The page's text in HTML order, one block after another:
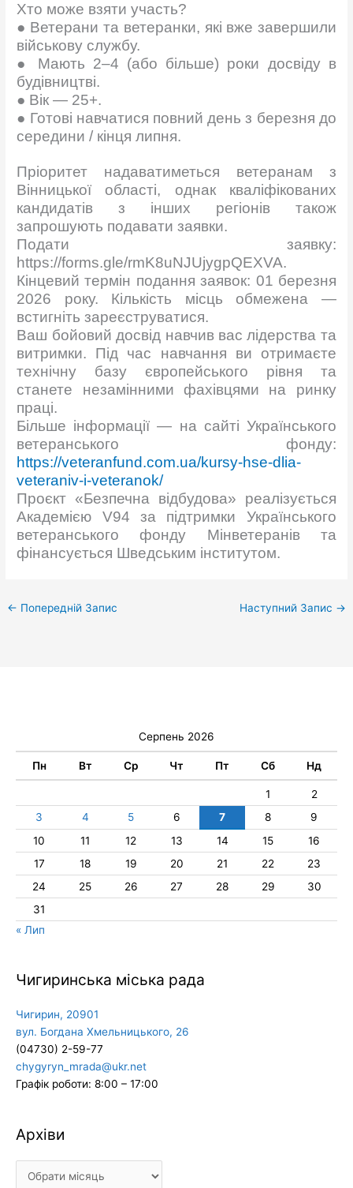
Хто може взяти участь?
● Ветерани та ветеранки, які вже завершили
військову службу.
● Мають 2–4 (або більше) роки досвіду в
будівництві.
● Вік — 25+.
● Готові навчатися повний день з березня до
середини / кінця липня.
Пріоритет надаватиметься ветеранам з
Вінницької області, однак кваліфікованих
кандидатів з інших регіонів також
запрошують подавати заявки.
Подати заявку:
https://forms.gle/rmK8uNJUjygpQEXVA.
Кінцевий термін подання заявок: 01 березня
2026 року. Кількість місць обмежена —
встигніть зареєструватися.
Ваш бойовий досвід навчив вас лідерства та
витримки. Під час навчання ви отримаєте
технічну базу європейського рівня та
станете незамінними фахівцями на ринку
праці.
Більше інформації — на сайті Українського
ветеранського фонду:
https://veteranfund.com.ua/kursy-hse-dlia-
veteraniv-i-veteranok/
Проєкт «Безпечна відбудова» реалізується
Академією V94 за підтримки Українського
ветеранського фонду Мінветеранів та
фінансується Шведським інститутом.
← Попередній Запис Наступний Запис →
Серпень 2026
Пн Вт Ср Чт Пт Сб Нд
1
2
3
4 5 6 7 8
9
10
11 12 13 14 15
16
17
18 19 20 21 22
23
24
25 26 27 28 29
30
31
« Лип
Чигиринська міська рада
Чигирин, 20901
вул. Богдана Хмельницького, 26
(04730) 2-59-77
chygyryn_mrada@ukr.net
Графік роботи: 8:00 – 17:00
Архіви
Архіви